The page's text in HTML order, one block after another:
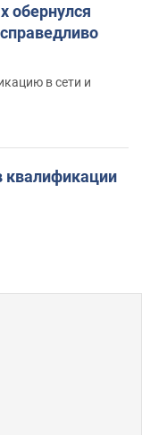
обернулся
в сети и
квалификации